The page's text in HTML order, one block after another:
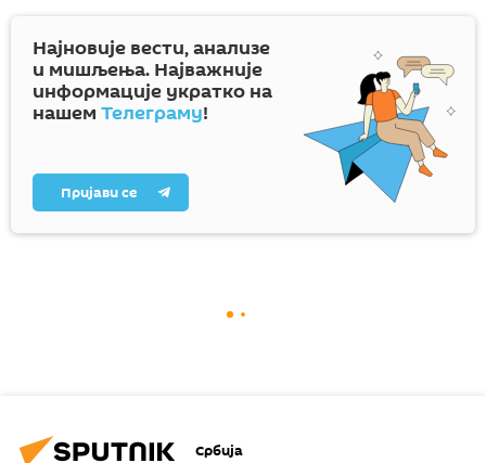
Најновије вести, анализе
и мишљења. Најважније
информације укратко на
нашем Телеграму!
Пријави се
Србија